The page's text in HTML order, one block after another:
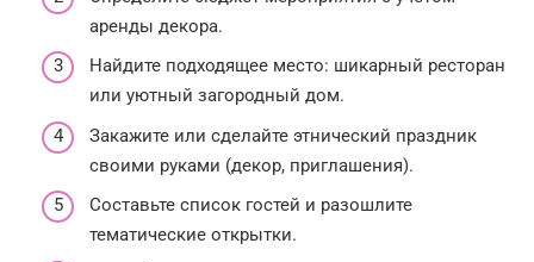
аренды декора.
Найдите подходящее место: шикарный ресторан
или уютный загородный дом.
Закажите или сделайте этнический праздник
своими руками (декор, приглашения).
Составьте список гостей и разошлите
тематические открытки.